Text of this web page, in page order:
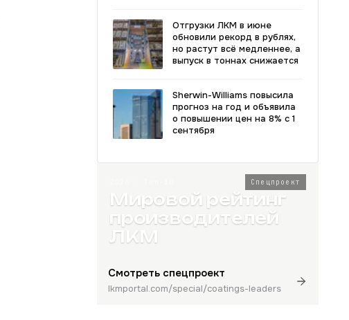
Отгрузки ЛКМ в июне
обновили рекорд в рублях,
но растут всё медленнее, а
выпуск в тоннах снижается
Sherwin-Williams повысила
прогноз на год и объявила
о повышении цен на 8% с 1
сентября
Спецпроект
Мировой рейтинг
производителей
ЛКМ
Смотреть спецпроект
lkmportal.com/special/coatings-leaders